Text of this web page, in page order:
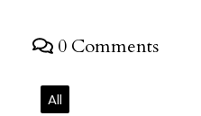
0 Comments
All